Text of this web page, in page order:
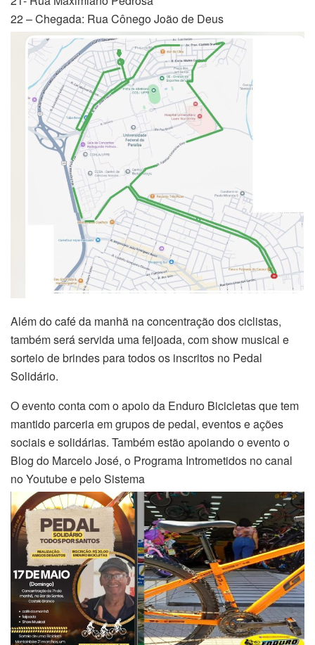
22 – Chegada: Rua Cônego João de Deus
Além do café da manhã na concentração dos ciclistas,
também será servida uma feijoada, com show musical e
sorteio de brindes para todos os inscritos no Pedal
Solidário.
O evento conta com o apoio da Enduro Bicicletas que tem
mantido parceria em grupos de pedal, eventos e ações
sociais e solidárias. Também estão apoiando o evento o
Blog do Marcelo José, o Programa Intrometidos no canal
no Youtube e pelo Sistema